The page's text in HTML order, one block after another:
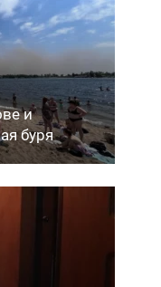
и
буря